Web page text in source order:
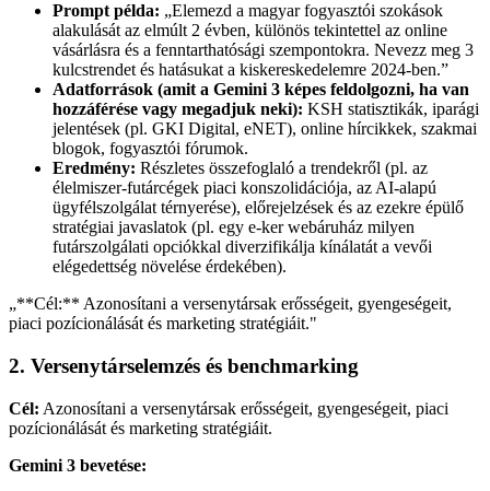
Prompt példa: „Elemezd a magyar fogyasztói szokások
alakulását az elmúlt 2 évben, különös tekintettel az online
vásárlásra és a fenntarthatósági szempontokra. Nevezz meg 3
kulcstrendet és hatásukat a kiskereskedelemre 2024-ben.”
Adatforrások (amit a Gemini 3 képes feldolgozni, ha van
hozzáférése vagy megadjuk neki): KSH statisztikák, iparági
jelentések (pl. GKI Digital, eNET), online hírcikkek, szakmai
blogok, fogyasztói fórumok.
Eredmény: Részletes összefoglaló a trendekről (pl. az
élelmiszer-futárcégek piaci konszolidációja, az AI-alapú
ügyfélszolgálat térnyerése), előrejelzések és az ezekre épülő
stratégiai javaslatok (pl. egy e-ker webáruház milyen
futárszolgálati opciókkal diverzifikálja kínálatát a vevői
elégedettség növelése érdekében).
„**Cél:** Azonosítani a versenytársak erősségeit, gyengeségeit,
piaci pozícionálását és marketing stratégiáit."
2. Versenytárselemzés és benchmarking
Cél: Azonosítani a versenytársak erősségeit, gyengeségeit, piaci
pozícionálását és marketing stratégiáit.
Gemini 3 bevetése: